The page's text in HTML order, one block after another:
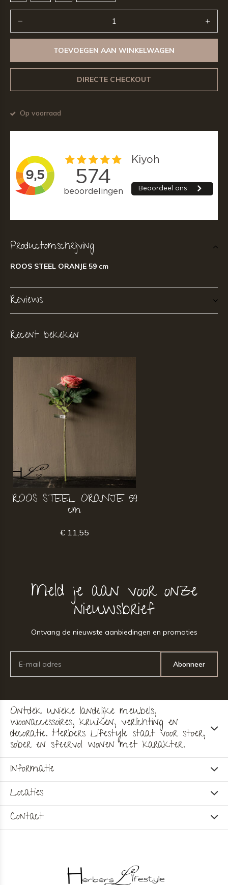
TOEVOEGEN AAN WINKELWAGEN
DIRECTE CHECKOUT
Op voorraad
Productomschrijving
ROOS STEEL ORANJE 59 cm
Reviews
Recent bekeken
ROOS STEEL ORANJE 59
cm
€ 11,55
Meld je aan voor onze
nieuwsbrief
Ontvang de nieuwste aanbiedingen en promoties
Abonneer
Ontdek unieke landelijke meubels,
woonaccessoires, kruiken, verlichting en
decoratie. Herbers Lifestyle staat voor stoer,
sober en sfeervol wonen met karakter.
Informatie
Locaties
Contact